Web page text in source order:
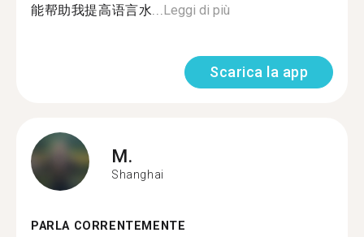
能帮助我提高语言水...Leggi di più
Scarica la app
M.
Shanghai
PARLA CORRENTEMENTE